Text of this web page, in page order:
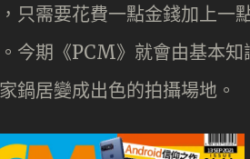
只需要花費一點金錢加上一
今期《PCM》就會由基本
鍋居變成出色的拍攝場地。